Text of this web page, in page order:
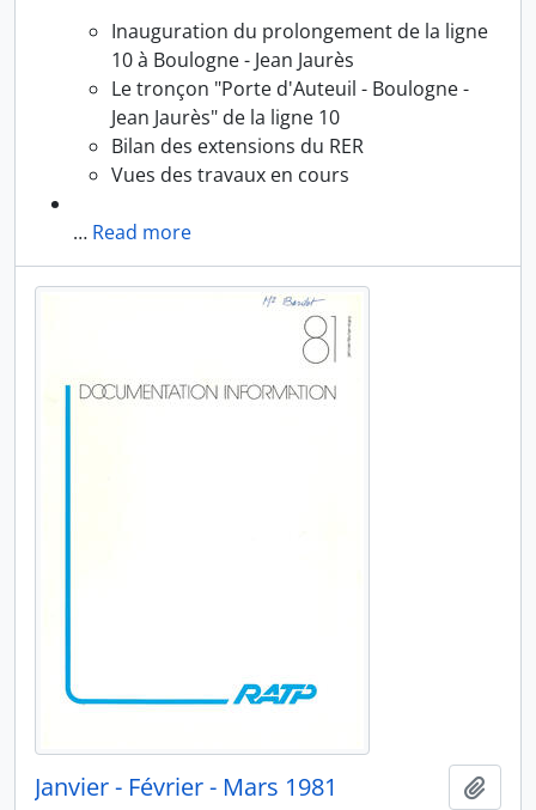
Inauguration du prolongement de la ligne
10 à Boulogne - Jean Jaurès
Le tronçon "Porte d'Auteuil - Boulogne -
Jean Jaurès" de la ligne 10
Bilan des extensions du RER
Vues des travaux en cours
… Read more
Janvier - Février - Mars 1981